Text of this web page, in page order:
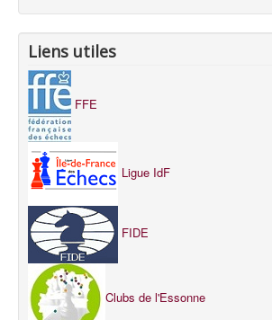
Liens utiles
FFE
Ligue IdF
FIDE
Clubs de l'Essonne